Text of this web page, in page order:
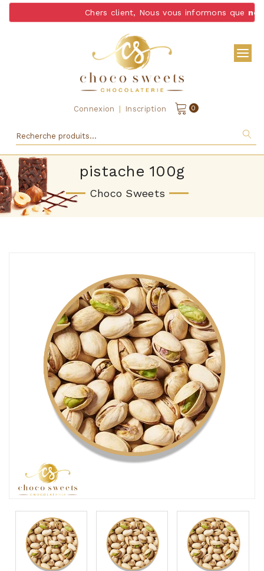
Chers client, Nous vous informons que
Connexion | Inscription 0
pistache 100g
Choco Sweets